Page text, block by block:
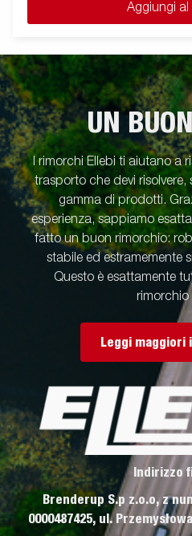
le versioni sono dotate di anelli
bloccare la merce trasportata.
sono solo a scopo illustrativo e
opzionali.
Aggiungi al
UN
I rimorchi Ellebi ti aiutano a
trasporto che devi
gamma di prodotti.
esperienza, sappiamo
fatto un buon rimorchio:
stabile ed estramemente
Questo è esattamente
rimorchio
Leggi maggiori
Indirizzo
Brenderup S.p z.o.o, z
0000487425, ul.